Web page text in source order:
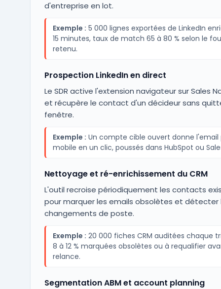
d'entreprise en lot.
Exemple : 5 000 lignes exportées de LinkedIn
15 minutes, taux de match 65 à 80 % selon le
retenu.
Prospection LinkedIn en direct
Le SDR active l'extension navigateur sur Sales
et récupère le contact d'un décideur sans
fenêtre.
Exemple : Un compte cible ouvert donne l'email
mobile en un clic, poussés dans HubSpot ou
Nettoyage et ré-enrichissement du CRM
L'outil recroise périodiquement les contacts
pour marquer les emails obsolètes et détecter
changements de poste.
Exemple : 20 000 fiches CRM auditées chaque
8 à 12 % marquées obsolètes ou à requalifier
relance.
Segmentation ABM et account planning